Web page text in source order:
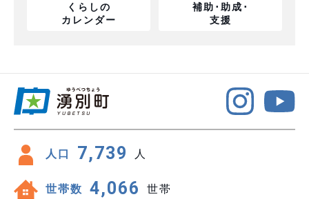
くらしの
カレンダー
補助･助成･
支援
人口 7,739 人
世帯数 4,066 世帯